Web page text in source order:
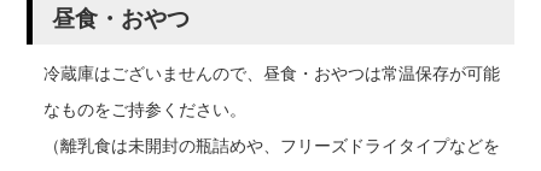
昼食・おやつ
冷蔵庫はございませんので、昼食・おやつは常温保存が可能
なものをご持参ください。
（離乳食は未開封の瓶詰めや、フリーズドライタイプなどを